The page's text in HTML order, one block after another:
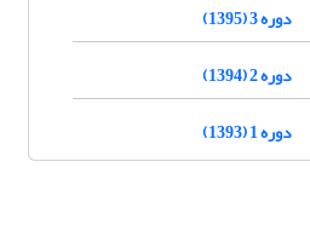
دوره 3 (1395)
دوره 2 (1394)
دوره 1 (1393)